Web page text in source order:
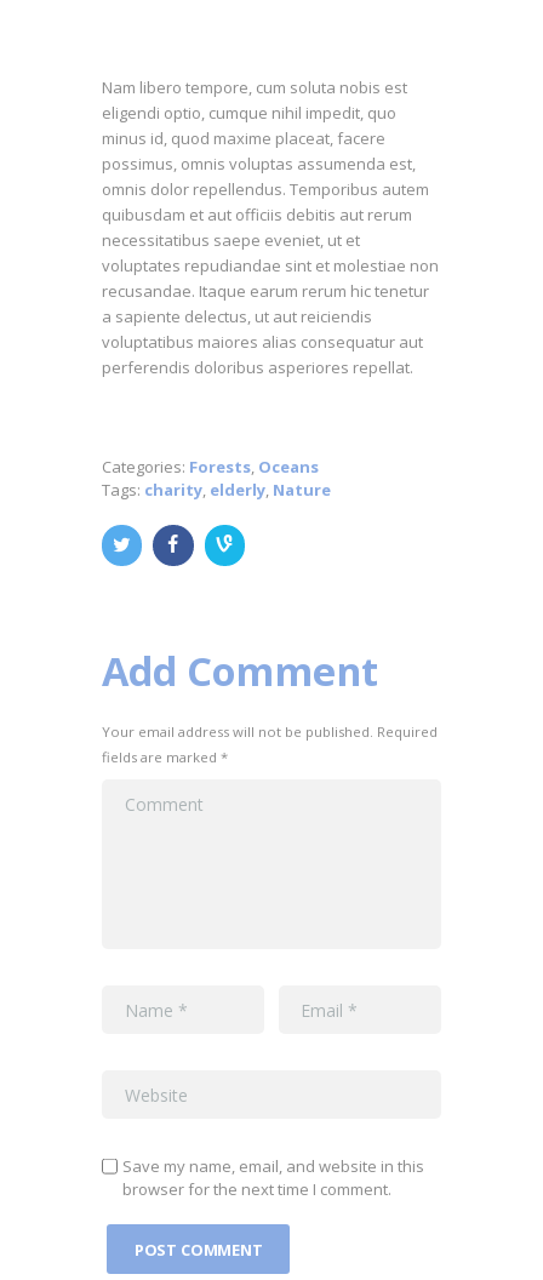
Nam libero tempore, cum soluta nobis est
eligendi optio, cumque nihil impedit, quo
minus id, quod maxime placeat, facere
possimus, omnis voluptas assumenda est,
omnis dolor repellendus. Temporibus autem
quibusdam et aut officiis debitis aut rerum
necessitatibus saepe eveniet, ut et
voluptates repudiandae sint et molestiae non
recusandae. Itaque earum rerum hic tenetur
a sapiente delectus, ut aut reiciendis
voluptatibus maiores alias consequatur aut
perferendis doloribus asperiores repellat.
Categories: Forests, Oceans
Tags: charity, elderly, Nature
Add Comment
Your email address will not be published. Required
fields are marked *
Save my name, email, and website in this
browser for the next time I comment.